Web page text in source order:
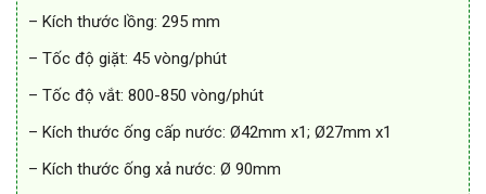
– Kích thước lồng: 295 mm
– Tốc độ giặt: 45 vòng/phút
– Tốc độ vắt: 800-850 vòng/phút
– Kích thước ống cấp nước: Ø42mm x1; Ø27mm x1
– Kích thước ống xả nước: Ø 90mm